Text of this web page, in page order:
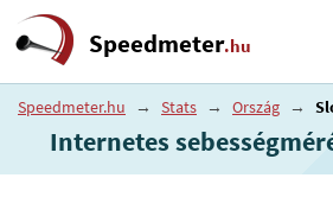
Speedmeter.hu
Speedmeter.hu → Stats → Ország →
Internetes